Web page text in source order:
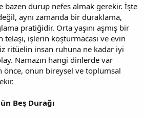
bazen durup nefes almak gerekir. İşte
aynı zamanda bir duraklama,
pratiğidir. Orta yaşını aşmış bir
telaşı, işlerin koşturmacası ve evin
ritüelin insan ruhuna ne kadar iyi
Namazın hangi dinlerde var
onun bireysel ve toplumsal
Beş Durağı